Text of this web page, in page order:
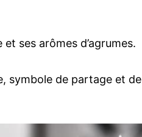
ses arômes d’agrumes.
symbole de partage et de